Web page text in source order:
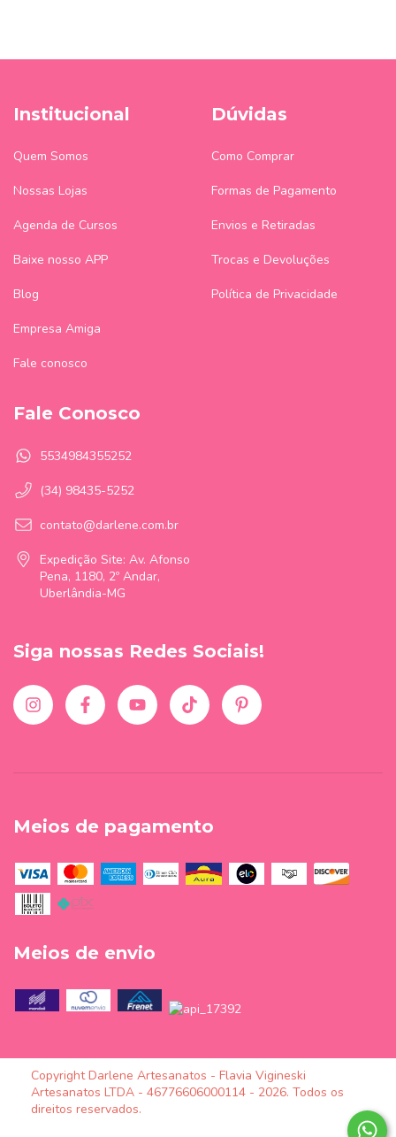
Institucional
Quem Somos
Nossas Lojas
Agenda de Cursos
Baixe nosso APP
Blog
Empresa Amiga
Fale conosco
Dúvidas
Como Comprar
Formas de Pagamento
Envios e Retiradas
Trocas e Devoluções
Política de Privacidade
Fale Conosco
5534984355252
(34) 98435-5252
contato@darlene.com.br
Expedição Site: Av. Afonso
Pena, 1180, 2º Andar,
Uberlândia-MG
Siga nossas Redes Sociais!
Meios de pagamento
Meios de envio
Copyright Darlene Artesanatos - Flavia Vigineski
Artesanatos LTDA - 46776606000114 - 2026. Todos os
direitos reservados.